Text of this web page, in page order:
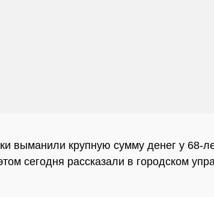
выманили крупную сумму денег у 68-
сегодня рассказали в городском